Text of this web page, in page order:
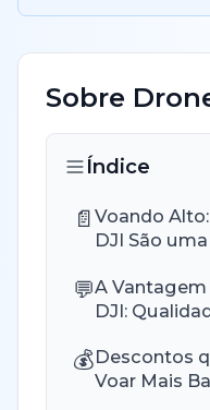
Sobre
Índice
📄Voando
DJI São
💬A
DJI:
💰Descontos
Voar Mais